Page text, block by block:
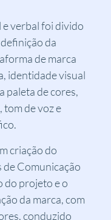
verbal foi divido
da
de marca
identidade visual
paleta de cores,
de voz e
criação do
de Comunicação
do projeto e o
da marca, com
conduzido